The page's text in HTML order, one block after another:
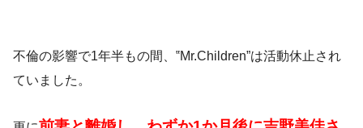
不倫の影響で1年半もの間、‟Mr.Children”は活動休止され
ていました。